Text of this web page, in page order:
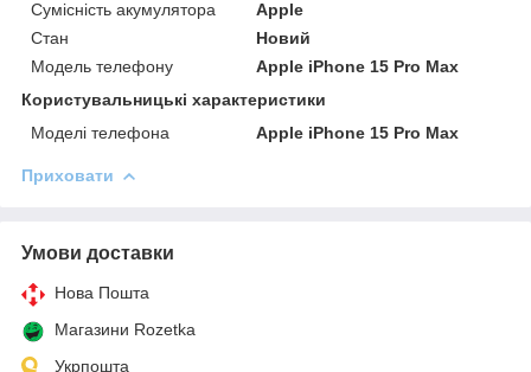
Сумісність акумулятора
Apple
Стан
Новий
Модель телефону
Apple iPhone 15 Pro Max
Користувальницькі характеристики
Моделі телефона
Apple iPhone 15 Pro Max
Приховати
Умови доставки
Нова Пошта
Магазини Rozetka
Укрпошта